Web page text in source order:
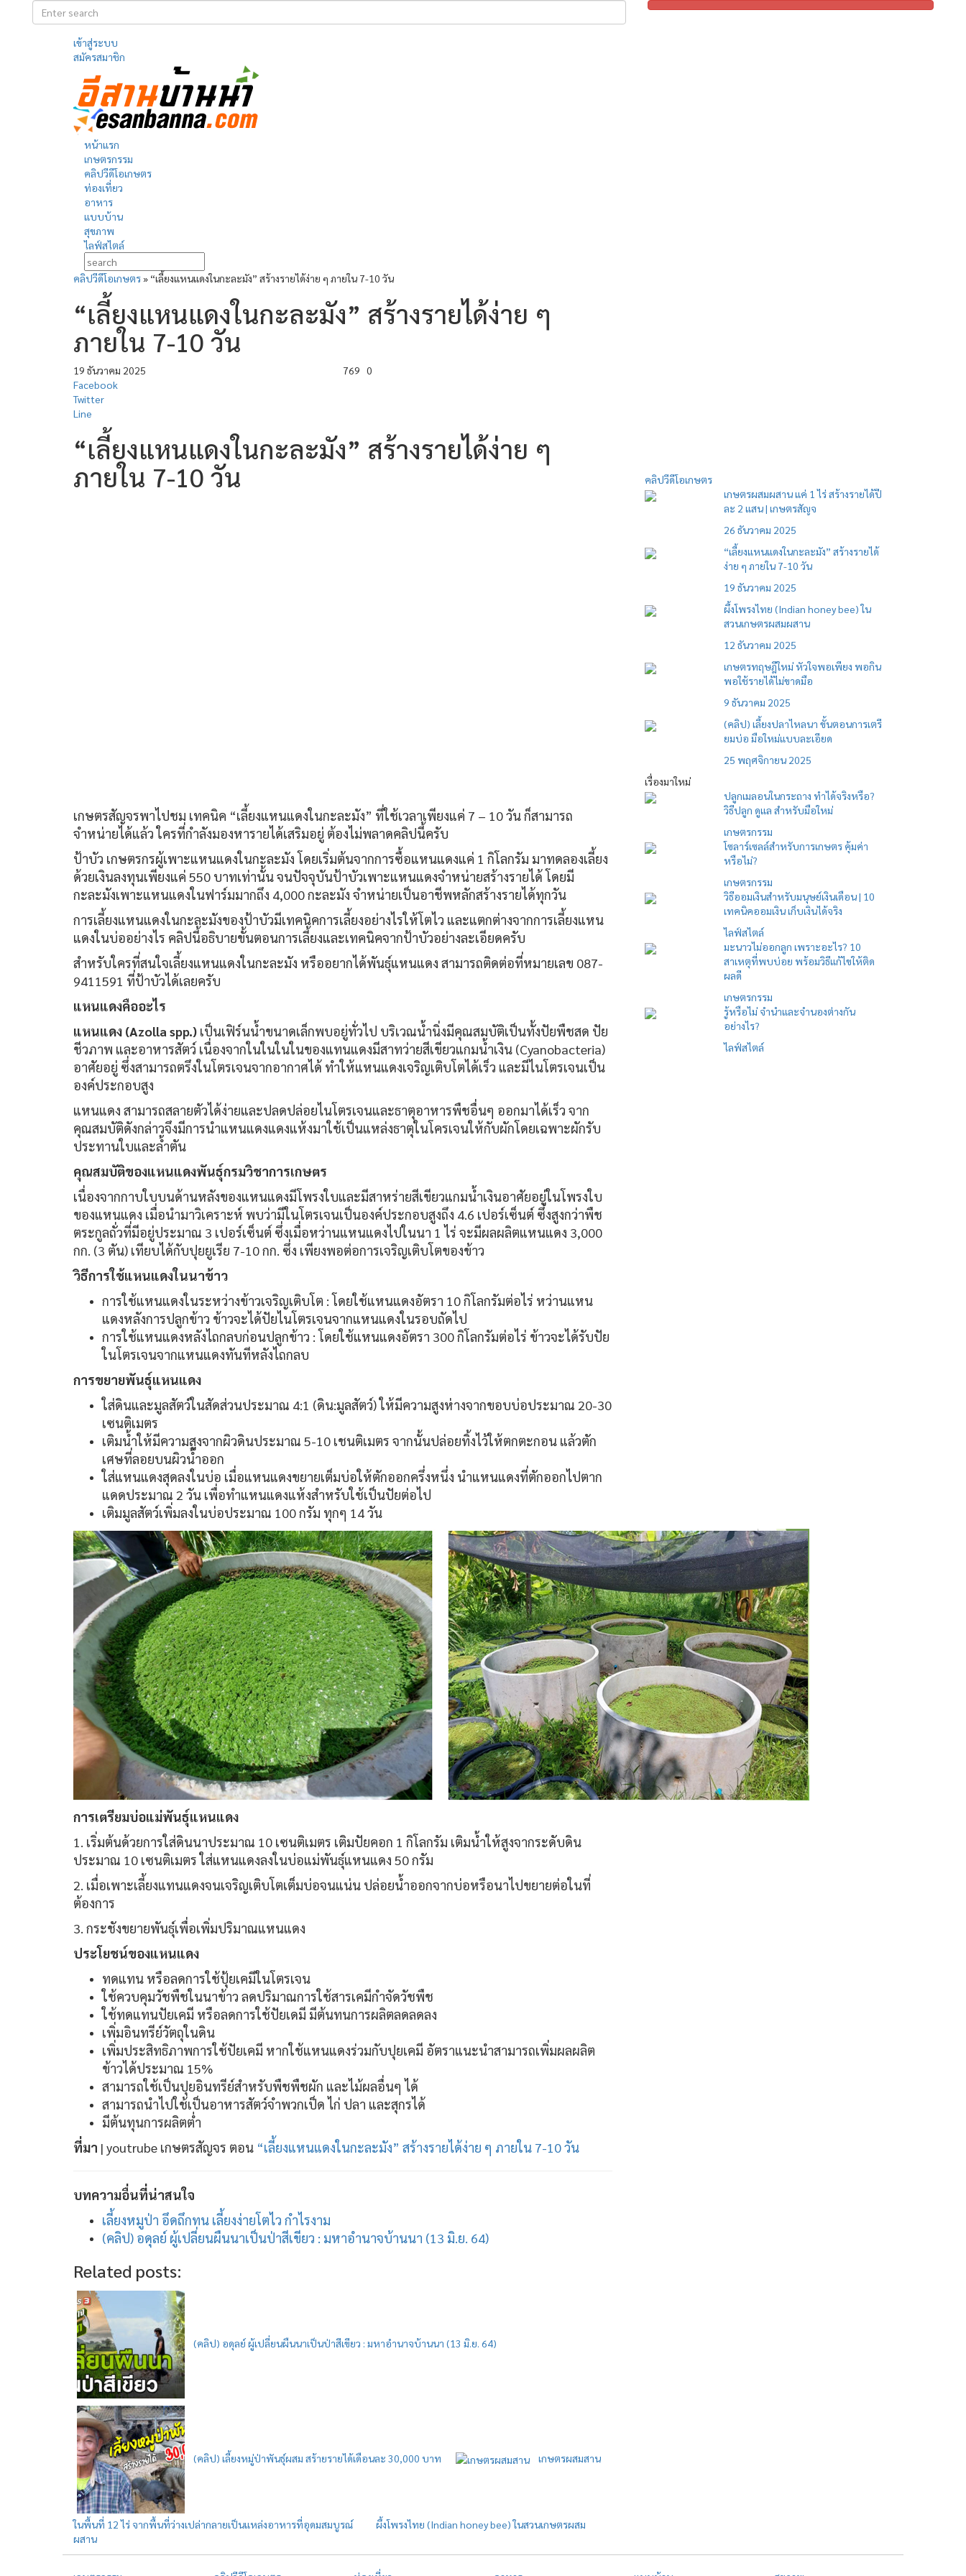
เข้าสู่ระบบ
สมัครสมาชิก
หน้าแรก
เกษตรกรรม
คลิปวีดีโอเกษตร
ท่องเที่ยว
อาหาร
แบบบ้าน
สุขภาพ
ไลฟ์สไตล์
คลิปวีดีโอเกษตร» “เลี้ยงแหนแดงในกะละมัง” สร้างรายได้ง่าย ๆ ภายใน 7-10 วัน
“เลี้ยงแหนแดงในกะละมัง” สร้างรายได้ง่าย ๆ
ภายใน 7-10 วัน
19 ธันวาคม 2025 769 0
Facebook
Twitter
Line
“เลี้ยงแหนแดงในกะละมัง” สร้างรายได้ง่าย ๆ
ภายใน 7-10 วัน
เกษตรสัญจรพาไปชม เทคนิค “เลี้ยงแหนแดงในกะละมัง” ที่ใช้เวลาเพียงแค่ 7 – 10 วัน ก็สามารถ
จำหน่ายได้แล้ว ใครที่กำลังมองหารายได้เสริมอยู่ ต้องไม่พลาดคลิปนี้ครับ
ป้าบัว เกษตรกรผู้เพาะแหนแดงในกะละมัง โดยเริ่มต้นจากการซื้อแหนแดงแค่ 1 กิโลกรัม มาทดลองเลี้ยง
ด้วยเงินลงทุนเพียงแค่ 550 บาทเท่านั้น จนปัจจุบันป้าบัวเพาะแหนแดงจำหน่ายสร้างรายได้ โดยมี
กะละมังเพาะแหนแดงในฟาร์มมากถึง 4,000 กะละมัง จำหน่ายเป็นอาชีพหลักสร้างรายได้ทุกวัน
การเลี้ยงแหนแดงในกะละมังของป้าบัวมีเทคนิคการเลี้ยงอย่างไรให้โตไว และแตกต่างจากการเลี้ยงแหน
แดงในบ่ออย่างไร คลิปนี้อธิบายขั้นตอนการเลี้ยงและเทคนิคจากป้าบัวอย่างละเอียดครับ
สำหรับใครที่สนใจเลี้ยงแหนแดงในกะละมัง หรืออยากได้พันธุ์แหนแดง สามารถติดต่อที่หมายเลข 087-
9411591 ที่ป้าบัวได้เลยครับ
แหนแดงคืออะไร
แหนแดง (Azolla spp.) เป็นเฟิร์นน้ำขนาดเล็กพบอยู่ทั่วไป บริเวณน้ำนิ่งมีคุณสมบัติเป็นทั้งปัยพืชสด ปัย
ชีวภาพ และอาหารสัตว์ เนื่องจากในในในในของแทนแดงมีสาทว่ายสีเขียวแกมน้ำเงิน (Cyanobacteria)
อาศัยอยู่ ซึ่งสามารถตรึงในโตรเจนจากอากาศได้ ทำให้แหนแดงเจริญเติบโตได้เร็ว และมีไนโตรเจนเป็น
องค์ประกอบสูง
แหนแดง สามารถสลายตัวได้ง่ายและปลดปล่อยไนโตรเจนและธาตุอาหารพืชอื่นๆ ออกมาได้เร็ว จาก
คุณสมบัติดังกล่าวจึงมีการนำแหนแดงแดงแห้งมาใช้เป็นแหล่งธาตุในโครเจนให้กับผักโดยเฉพาะผักรับ
ประทานใบและล้ำตัน
คุณสมบัติของแหนแดงพันธุ์กรมวิชาการเกษตร
เนื่องจากกาบใบบนด้านหลังของแหนแดงมีโพรงใบและมีสาหร่ายสีเขียวแกมน้ำเงินอาศัยอยู่ในโพรงใบ
ของแหนแดง เมื่อนำมาวิเคราะห์ พบว่ามีในโตรเจนเป็นองค์ประกอบสูงถึง 4.6 เปอร์เซ็นต์ ซึ่งสูงกว่าพืช
ตระกูลถั่วที่มีอยู่ประมาณ 3 เปอร์เซ็นต์ ซึ่งเมื่อหว่านแหนแดงไปในนา 1 ไร่ จะมีผลผลิตแหนแดง 3,000
กก. (3 ตัน) เทียบได้กับปุยยูเรีย 7-10 กก. ซึ่ง เพียงพอต่อการเจริญเติบโตของข้าว
วิธีการใช้แหนแดงในนาข้าว
การใช้แหนแดงในระหว่างข้าวเจริญเติบโต : โดยใช้แหนแดงอัตรา 10 กิโลกรัมต่อไร่ หว่านแหน
แดงหลังการปลูกข้าว ข้าวจะได้ปัยไนโตรเจนจากแหนแดงในรอบถัดไป
การใช้แหนแดงหลังไถกลบก่อนปลูกข้าว : โดยใช้แหนแดงอัตรา 300 กิโลกรัมต่อไร่ ข้าวจะได้รับปัย
ในโตรเจนจากแหนแดงทันทีหลังไถกลบ
การขยายพันธุ์แหนแดง
ใส่ดินและมูลสัตว์ในสัดส่วนประมาณ 4:1 (ดิน:มูลสัตว์) ให้มีความสูงห่างจากขอบบ่อประมาณ 20-30
เซนติเมตร
เติมน้ำให้มีความสูงจากผิวดินประมาณ 5-10 เชนติเมตร จากนั้นปล่อยทิ้งไว้ให้ตกตะกอน แล้วตัก
เศษที่ลอยบนผิวน้ำออก
ใส่แหนแดงสุดลงในบ่อ เมื่อแหนแดงขยายเต็มบ่อให้ตักออกครึ่งหนึ่ง นำแหนแดงที่ตักออกไปตาก
แดดประมาณ 2 วัน เพื่อทำแหนแดงแห้งสำหรับใช้เป็นปัยต่อไป
เติมมูลสัตว์เพิ่มลงในบ่อประมาณ 100 กรัม ทุกๆ 14 วัน
การเตรียมบ่อแม่พันธุ์แหนแดง
1. เริ่มต้นด้วยการใส่ดินนาประมาณ 10 เซนติเมตร เติมปัยคอก 1 กิโลกรัม เติมน้ำให้สูงจากระดับดิน
ประมาณ 10 เซนติเมตร ใส่แหนแดงลงในบ่อแม่พันธุ์แหนแดง 50 กรัม
2. เมื่อเพาะเลี้ยงแทนแดงจนเจริญเติบโตเต็มบ่อจนแน่น ปล่อยน้ำออกจากบ่อหรือนาไปขยายต่อในที่
ต้องการ
3. กระชังขยายพันธุ์เพื่อเพิ่มปริมาณแหนแดง
ประโยชน์ของแหนแดง
ทดแทน หรือลดการใช้ปุ้ยเคมีในโตรเจน
ใช้ควบคุมวัชพืชในนาข้าว ลดปริมาณการใช้สารเคมีกำจัดวัชพืช
ใช้ทดแทนปัยเคมี หรือลดการใช้ปัยเดมี มีต้นทนการผลิตลดลดลง
เพิ่มอินทรีย์วัตถุในดิน
เพิ่มประสิทธิภาพการใช้ปัยเคมี หากใช้แหนแดงร่วมกับปุยเคมี อัตราแนะนำสามารถเพิ่มผลผลิต
ข้าวได้ประมาณ 15%
สามารถใช้เป็นปุยอินทรีย์สำหรับพืชพืชผัก และไม้ผลอื่นๆ ได้
สามารถนำไปใช้เป็นอาหารสัตว์จำพวกเป็ด ไก่ ปลา และสุกรได้
มีต้นทุนการผลิตต่ำ
ที่มา | youtrube เกษตรสัญจร ตอน “เลี้ยงแหนแดงในกะละมัง” สร้างรายได้ง่าย ๆ ภายใน 7-10 วัน
บทความอื่นที่น่าสนใจ
เลี้ยงหมูป่า อึดถึกทน เลี้ยงง่ายโตไว กำไรงาม
(คลิป) อดุลย์ ผู้เปลี่ยนผืนนาเป็นป่าสีเขียว : มหาอำนาจบ้านนา (13 มิ.ย. 64)
Related posts:
(คลิป) อดุลย์ ผู้เปลี่ยนผืนนาเป็นป่าสีเขียว : มหาอำนาจบ้านนา (13 มิ.ย. 64)
(คลิป) เลี้ยงหมู่ป่าพันธุ์ผสม สร้ายรายได้เดือนละ 30,000 บาท เกษตรผสมสาน
ในพื้นที่ 12 ไร่ จากพื้นที่ว่างเปล่ากลายเป็นแหล่งอาหารที่อุดมสมบูรณ์
ผึ้งโพรงไทย (Indian honey bee) ในสวนเกษตรผสม
ผสาน
คลิปวีดีโอเกษตร
เกษตรผสมผสาน แค่ 1 ไร่ สร้างรายได้ปี
ละ 2 แสน | เกษตรสัญจ
26 ธันวาคม 2025
“เลี้ยงแหนแดงในกะละมัง” สร้างรายได้
ง่าย ๆ ภายใน 7-10 วัน
19 ธันวาคม 2025
ผึ้งโพรงไทย (Indian honey bee) ใน
สวนเกษตรผสมผสาน
12 ธันวาคม 2025
เกษตรทฤษฎีใหม่ หัวใจพอเพียง พอกิน
พอใช้รายได้ไม่ขาดมือ
9 ธันวาคม 2025
(คลิป) เลี้ยงปลาไหลนา ขั้นตอนการเตรี
ยมบ่อ มือใหม่แบบละเอียด
25 พฤศจิกายน 2025
เรื่องมาใหม่
ปลูกเมลอนในกระถาง ทำได้จริงหรือ?
วิธีปลูก ดูแล สำหรับมือใหม่
เกษตรกรรม
โซลาร์เซลล์สำหรับการเกษตร คุ้มค่า
หรือไม่?
เกษตรกรรม
วิธีออมเงินสำหรับมนุษย์เงินเดือน | 10
เทคนิคออมเงิน เก็บเงินได้จริง
ไลฟ์สไตล์
มะนาวไม่ออกลูก เพราะอะไร? 10
สาเหตุที่พบบ่อย พร้อมวิธีแก้ไขให้ติด
ผลดี
เกษตรกรรม
รู้หรือไม่ จำนำและจำนองต่างกัน
อย่างไร?
ไลฟ์สไตล์